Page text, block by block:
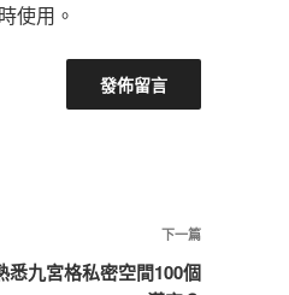
使用。
下
一
下一篇
九宮格私密空間100個